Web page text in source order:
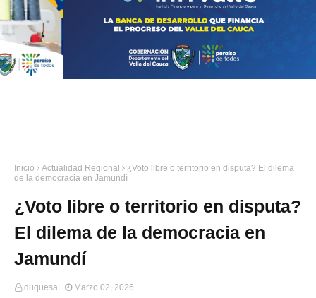
Inicio Actualidad Regional
¿Voto libre o territorio en disputa? El dilema
de la democracia en Jamundí
¿Voto libre o territorio en disputa?
El dilema de la democracia en
Jamundí
duquesa Marzo 02, 2026